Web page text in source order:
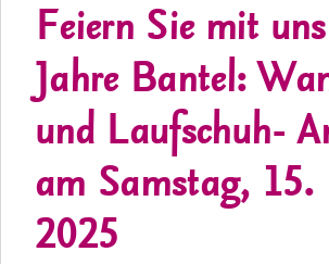
Feiern Sie mit
Jahre Bantel:
und Laufschuh-
am Samstag,
2025